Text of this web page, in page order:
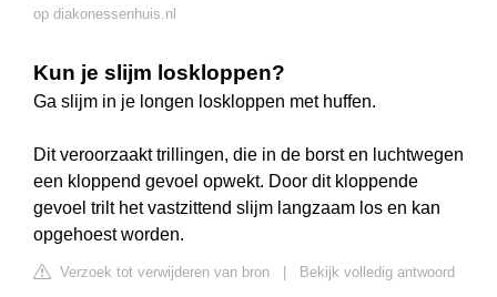
op diakonessenhuis.nl
Kun je slijm loskloppen?
Ga slijm in je longen loskloppen met huffen.
Dit veroorzaakt trillingen, die in de borst en luchtwegen
een kloppend gevoel opwekt. Door dit kloppende
gevoel trilt het vastzittend slijm langzaam los en kan
opgehoest worden.
Verzoek tot verwijderen van bron
Bekijk volledig antwoord